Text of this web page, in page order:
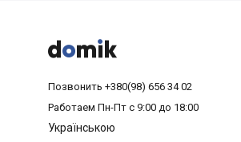



Позвонить +380(98) 656 34 02
Работаем Пн-Пт с 9:00 до 18:00
Українською